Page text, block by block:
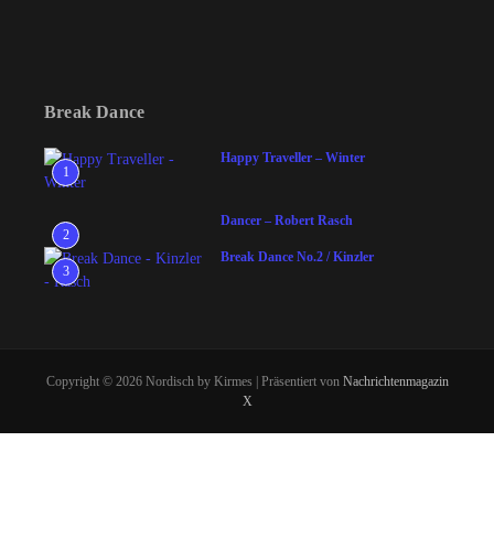
Break Dance
1
Happy Traveller – Winter
2
Dancer – Robert Rasch
3
Break Dance No.2 / Kinzler
Copyright © 2026 Nordisch by Kirmes | Präsentiert von Nachrichtenmagazin
X